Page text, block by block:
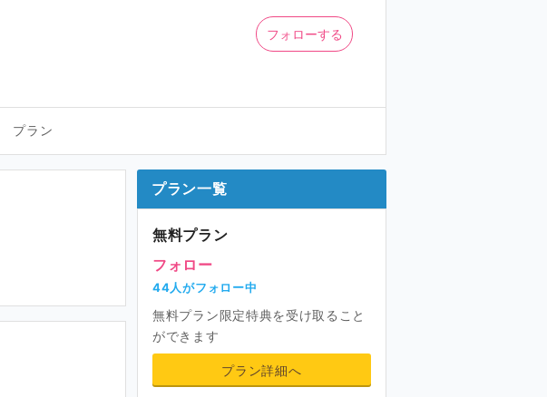
フォローする
プラン
プラン一覧
無料プラン
フォロー
44人がフォロー中
無料プラン限定特典を受け取ること
ができます
プラン詳細へ